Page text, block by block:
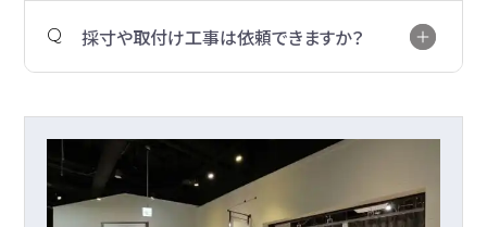
採寸や取付け工事は依頼できますか？